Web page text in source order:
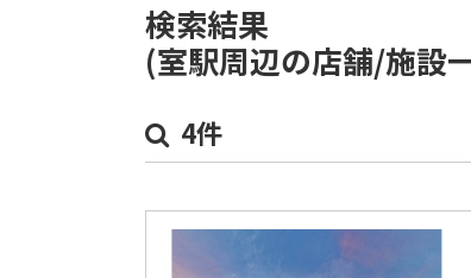
検索結果
(室駅周辺の店舗/施設一
4件